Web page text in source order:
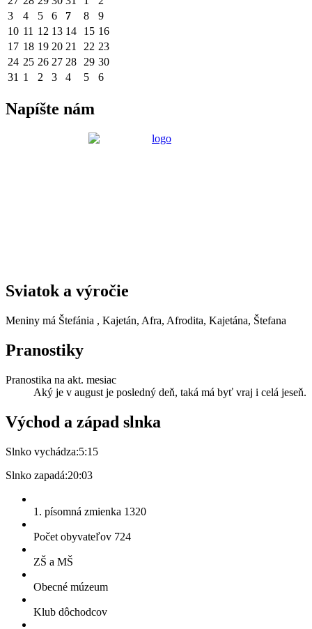
3
4 5 6 7 8
9
10 11 12 13 14 15 16
17 18 19 20 21 22 23
24 25 26 27 28 29 30
31 1 2 3 4 5 6
Napíšte nám
Sviatok a výročie
Meniny má Štefánia , Kajetán, Afra, Afrodita, Kajetána, Štefana
Pranostiky
Pranostika na akt. mesiac
Aký je v august je posledný deň, taká má byť vraj i celá jeseň.
Východ a západ slnka
Slnko vychádza:5:15
Slnko zapadá:20:03
1. písomná zmienka 1320
Počet obyvateľov 724
ZŠ a MŠ
Obecné múzeum
Klub dôchodcov